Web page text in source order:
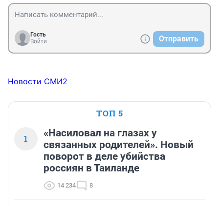
Гость
Войти
Отправить
Новости СМИ2
ТОП 5
1
«Насиловал на глазах у
связанных родителей». Новый
поворот в деле убийства
россиян в Таиланде
14 234 8